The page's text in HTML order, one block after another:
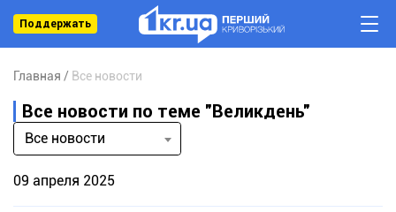
Поддержать
Главная Все новости
Все новости по теме "Великдень"
Все новости
09 апреля 2025